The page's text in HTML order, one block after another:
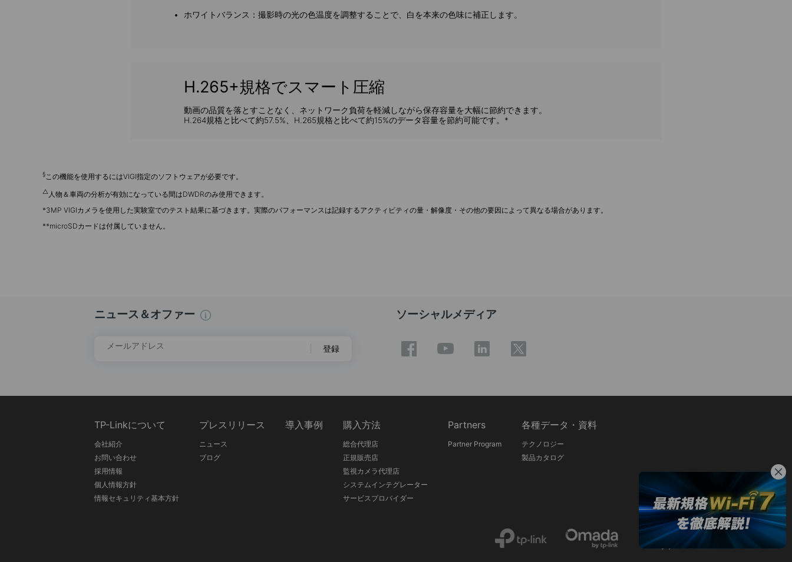
ホワイトバランス： 撮影時の光の色温度を調整することで、白を本来の色味に補正します。
H.265+規格でスマート圧縮
動画の品質を落とすことなく、ネットワーク負荷を軽減しながら保存容量を大幅に節約できます。
H.264規格と比べて約57.5%、H.265規格と比べて約15%のデータ容量を節約可能です。*
§ この機能を使用するにはVIGI指定のソフトウェアが必要です。
△ 人物＆車両の分析が有効になっている間はDWDRのみ使用できます。
*3MP VIGIカメラを使用した実験室でのテスト結果に基づきます。実際のパフォーマンスは記録するアクティビティの量・解像度・その他の要因によって異なる場合があります。
**microSDカードは付属していません。
ニュース＆オファー
メールアドレス 登録
ソーシャルメディア
TP-Linkについて
会社紹介
お問い合わせ
採用情報
個人情報方針
情報セキュリティ基本方針
プレスリリース
ニュース
ブログ
導入事例 購入方法
総合代理店
正規販売店
監視カメラ代理店
システムインテグレーター
サービスプロバイダー
Partners
Partner Program
各種データ・資料
テクノロジー
製品カタログ